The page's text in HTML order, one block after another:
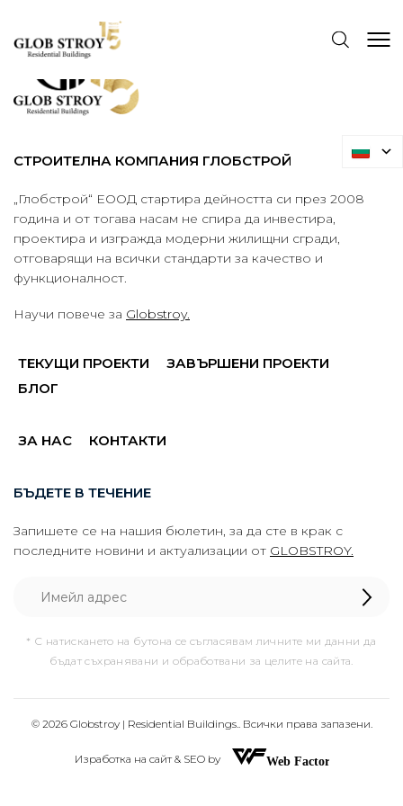
СТРОИТЕЛНА КОМПАНИЯ ГЛОБСТРОЙ
„Глобстрой“ ЕООД стартира дейността си през 2008
година и от тогава насам не спира да инвестира,
проектира и изгражда модерни жилищни сгради,
отговарящи на всички стандарти за качество и
функционалност.
Научи повече за Globstroy.
ТЕКУЩИ ПРОЕКТИ
ЗАВЪРШЕНИ ПРОЕКТИ
БЛОГ
ЗА НАС КОНТАКТИ
БЪДЕТЕ В ТЕЧЕНИЕ
Запишете се на нашия бюлетин, за да сте в крак с
последните новини и актуализации от GLOBSTROY.
* С натискането на бутона се съгласявам личните ми данни да
бъдат съхранявани и обработвани за целите на сайта.
© 2026 Globstroy | Residential Buildings.. Всички права запазени.
Изработка на сайт & SEO by